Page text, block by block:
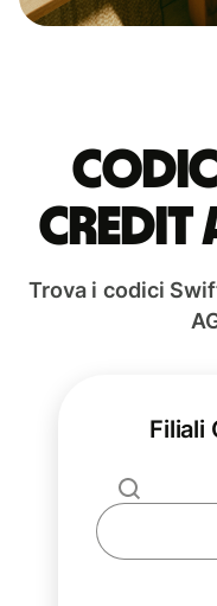
CREDIT
Trova i codici
Filiali